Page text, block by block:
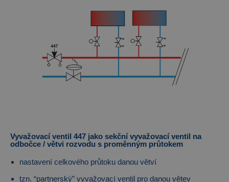
Vyvažovací ventil 447 jako sekční vyvažovací ventil na
odbočce / větvi rozvodu s proměnným průtokem
nastavení celkového průtoku danou větví
tzn. “partnerský” vyvažovací ventil pro danou větev